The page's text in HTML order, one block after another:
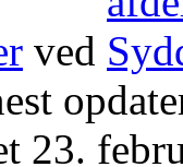
ved
23.